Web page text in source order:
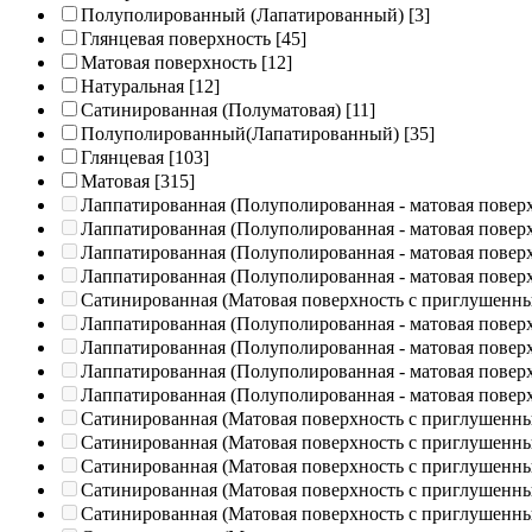
Полуполированный (Лапатированный) [3]
Глянцевая поверхность [45]
Матовая поверхность [12]
Натуральная [12]
Сатинированная (Полуматовая) [11]
Полуполированный(Лапатированный) [35]
Глянцевая [103]
Матовая [315]
Лаппатированная (Полуполированная - матовая
Лаппатированная (Полуполированная - матовая
Лаппатированная (Полуполированная - матовая
Лаппатированная (Полуполированная - матовая
Сатинированная (Матовая поверхность с
Лаппатированная (Полуполированная - матовая
Лаппатированная (Полуполированная - матовая
Лаппатированная (Полуполированная - матовая
Лаппатированная (Полуполированная - матовая
Сатинированная (Матовая поверхность с
Сатинированная (Матовая поверхность с
Сатинированная (Матовая поверхность с
Сатинированная (Матовая поверхность с
Сатинированная (Матовая поверхность с